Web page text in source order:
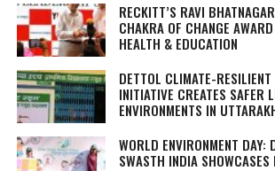
RECKITT’S RAVI
CHAKRA OF CHANGE
HEALTH & EDUCATION
DETTOL CLIMATE-
INITIATIVE CREATES SAFER
ENVIRONMENTS IN
WORLD ENVIRONMENT DAY:
SWASTH INDIA